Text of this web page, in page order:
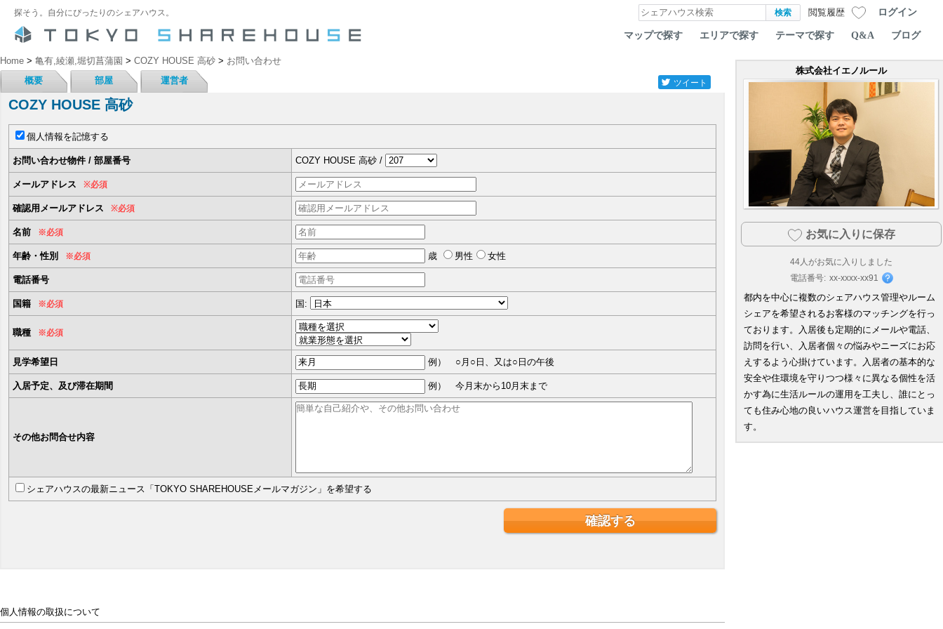
探そう。自分にぴったりのシェアハウス。 閲覧履歴 ログイン
マップで探す エリアで探す テーマで探す Q&A ブログ
Home > 亀有,綾瀬,堀切菖蒲園 > COZY HOUSE 高砂 > お問い合わせ
概要
部屋 運営者 ツイート
COZY HOUSE 高砂
個人情報を記憶する
お問い合わせ物件 / 部屋番号 COZY HOUSE 高砂 /
メールアドレス ※必須
確認用メールアドレス ※必須
名前 ※必須
年齢・性別 ※必須 歳 男性 女性
電話番号
国籍 ※必須 国:
職種 ※必須
見学希望日 例） ○月○日、又は○日の午後
入居予定、及び滞在期間 例） 今月末から10月末まで
その他お問合せ内容
シェアハウスの最新ニュース「TOKYO SHAREHOUSEメールマガジン」を希望する
個人情報の取扱について
株式会社イエノルール
お気に入りに保存
44 人がお気に入りしました
電話番号: xx-xxxx-xx91
都内を中心に複数のシェアハウス管理やルーム
シェアを希望されるお客様のマッチングを行っ
ております。入居後も定期的にメールや電話、
訪問を行い、入居者個々の悩みやニーズにお応
えするよう心掛けています。入居者の基本的な
安全や住環境を守りつつ様々に異なる個性を活
かす為に生活ルールの運用を工夫し、誰にとっ
ても住み心地の良いハウス運営を目指していま
す。